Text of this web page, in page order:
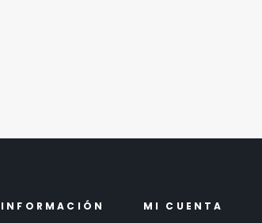
INFORMACIÓN MI CUENTA